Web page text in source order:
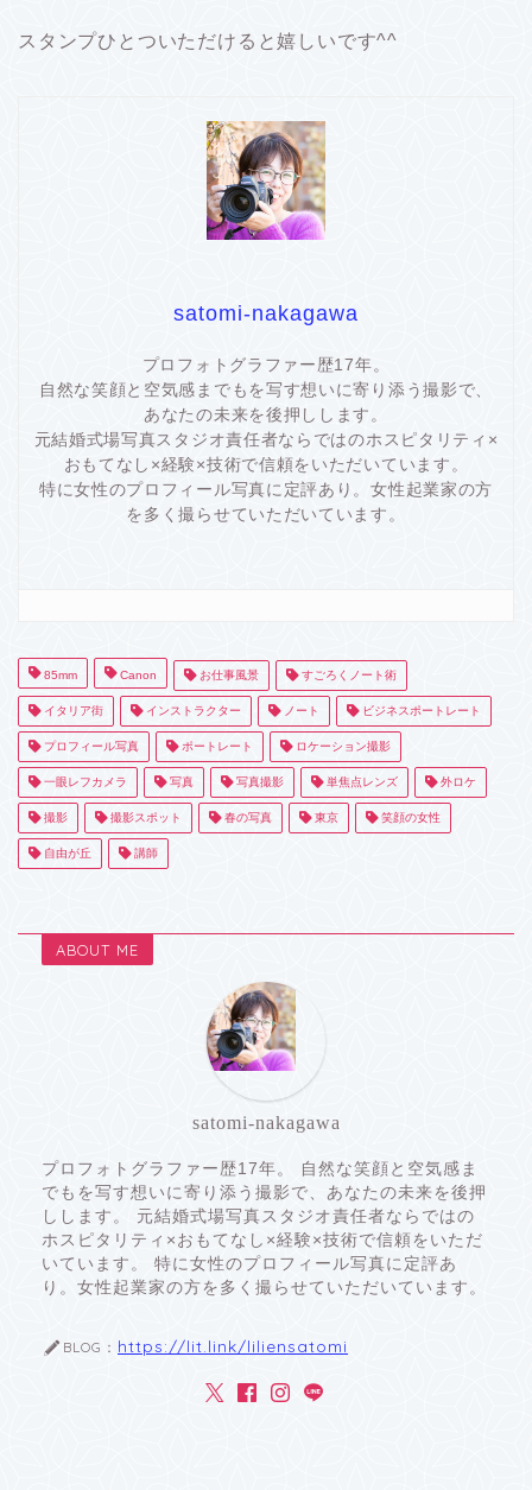
スタンプひとついただけると嬉しいです^^
satomi-nakagawa
プロフォトグラファー歴17年。
自然な笑顔と空気感までもを写す想いに寄り添う撮影で、
あなたの未来を後押しします。
元結婚式場写真スタジオ責任者ならではのホスピタリティ×
おもてなし×経験×技術で信頼をいただいています。
特に女性のプロフィール写真に定評あり。女性起業家の方
を多く撮らせていただいています。
85mm Canon お仕事風景 すごろくノート術
イタリア街 インストラクター ノート ビジネスポートレート
プロフィール写真 ポートレート ロケーション撮影
一眼レフカメラ 写真 写真撮影 単焦点レンズ 外ロケ
撮影 撮影スポット 春の写真 東京 笑顔の女性
自由が丘 講師
ABOUT ME
satomi-nakagawa
プロフォトグラファー歴17年。 自然な笑顔と空気感ま
でもを写す想いに寄り添う撮影で、あなたの未来を後押
しします。
元結婚式場写真スタジオ責任者ならではの
ホスピタリティ×おもてなし×経験×技術で信頼をいただ
いています。 特に女性のプロフィール写真に定評あ
り。女性起業家の方を多く撮らせていただいています。
BLOG： https://lit.link/liliensatomi